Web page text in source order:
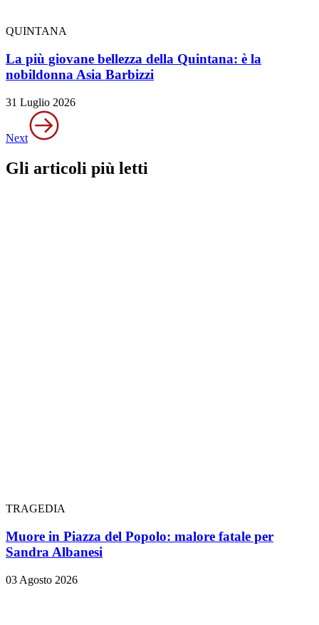
QUINTANA
La più giovane bellezza della Quintana: è la
nobildonna Asia Barbizzi
31 Luglio 2026
Next
Gli articoli più letti
TRAGEDIA
Muore in Piazza del Popolo: malore fatale per
Sandra Albanesi
03 Agosto 2026